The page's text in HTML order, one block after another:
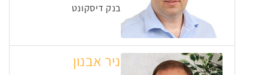
בנק דיסקונט
ניר אבנון